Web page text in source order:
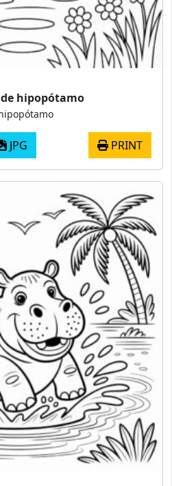
hipopótamo
JPG PRINT